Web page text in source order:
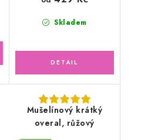
Skladem
Mušelínový krátký
overal, růžový